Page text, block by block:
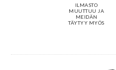
ILMASTO
MUUTTUU JA
MEIDÄN
TÄYTYY MYÖS